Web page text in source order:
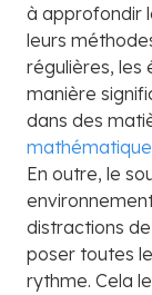
à approfondir
leurs
régulières, les
manière
dans des
En outre, le
distractions
poser toutes
rythme. Cela